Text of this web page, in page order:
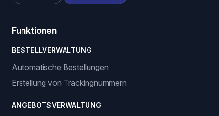
Funktionen
BESTELLVERWALTUNG
Automatische Bestellungen
Erstellung von Trackingnummern
ANGEBOTSVERWALTUNG